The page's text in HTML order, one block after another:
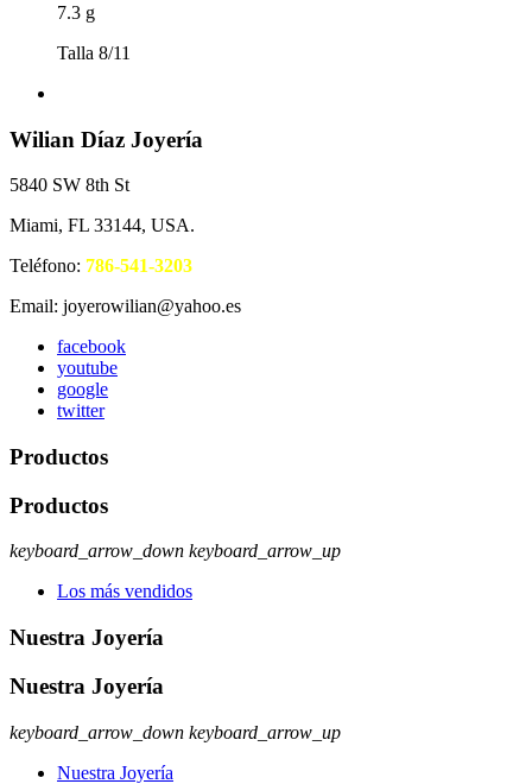
7.3 g
Talla 8/11
Wilian Díaz Joyería
5840 SW 8th St
Miami, FL 33144, USA.
Teléfono: 786-541-3203
Email: joyerowilian@yahoo.es
facebook
youtube
google
twitter
Productos
Productos
keyboard_arrow_down keyboard_arrow_up
Los más vendidos
Nuestra Joyería
Nuestra Joyería
keyboard_arrow_down keyboard_arrow_up
Nuestra Joyería